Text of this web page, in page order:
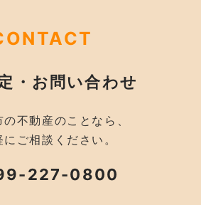
・お問い合わせ
の不動産のことなら、
ご相談ください。
227-0800